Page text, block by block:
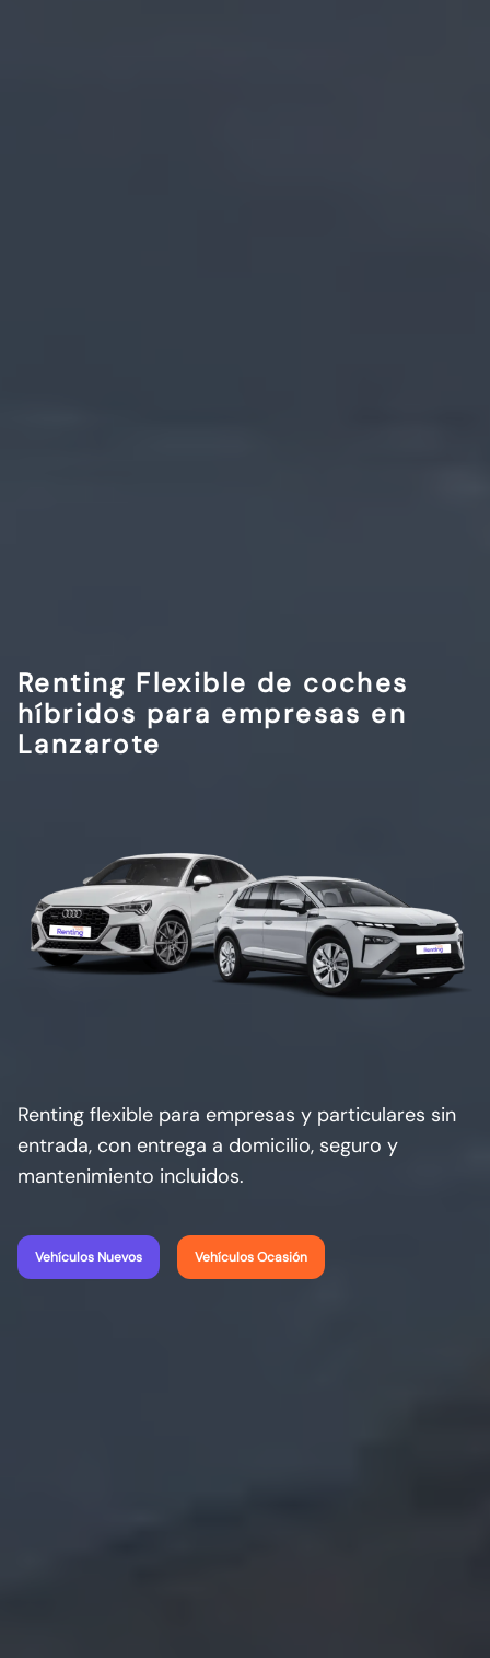
Renting Flexible de coches
híbridos para empresas en
Lanzarote
Renting flexible para empresas y particulares sin
entrada, con entrega a domicilio, seguro y
mantenimiento incluidos.
Vehículos Nuevos Vehículos Ocasión